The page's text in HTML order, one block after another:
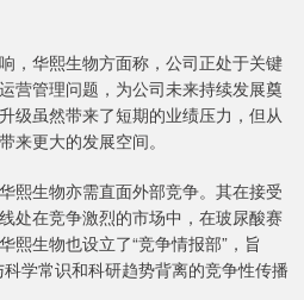
华熙生物方面称，公司正处于关键
营管理问题，为公司未来持续发展奠
级虽然带来了短期的业绩压力，但从
来更大的发展空间。
生物亦需直面外部竞争。其在接受
处在竞争激烈的市场中，在玻尿酸赛
熙生物也设立了“竞争情报部”，旨
学常识和科研趋势背离的竞争性传播